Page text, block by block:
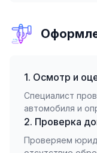
1. Осмотр и
Специалист
автомобиля и
2. Проверка
Проверяем